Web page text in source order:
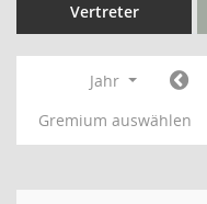
Vertreter
Jahr
Gremium auswählen